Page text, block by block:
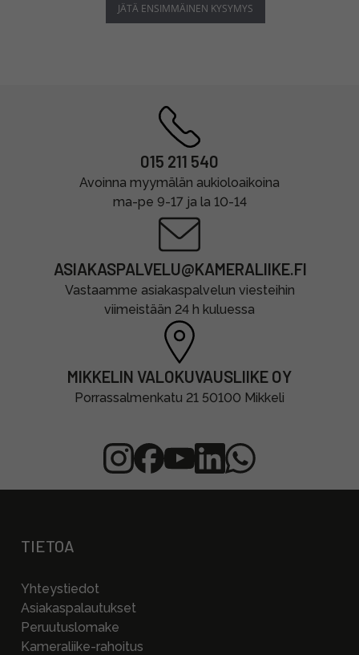
JÄTÄ ENSIMMÄINEN KYSYMYS
015 211 540
Avoinna myymälän aukioloaikoina
ma-pe 9-17 ja la 10-14
ASIAKASPALVELU@KAMERALIIKE.FI
Vastaamme asiakaspalvelun viesteihin
viimeistään 24 h kuluessa
MIKKELIN VALOKUVAUSLIIKE OY
Porrassalmenkatu 21 50100 Mikkeli
TIETOA
Yhteystiedot
Asiakaspalautukset
Peruutuslomake
Kameraliike-rahoitus